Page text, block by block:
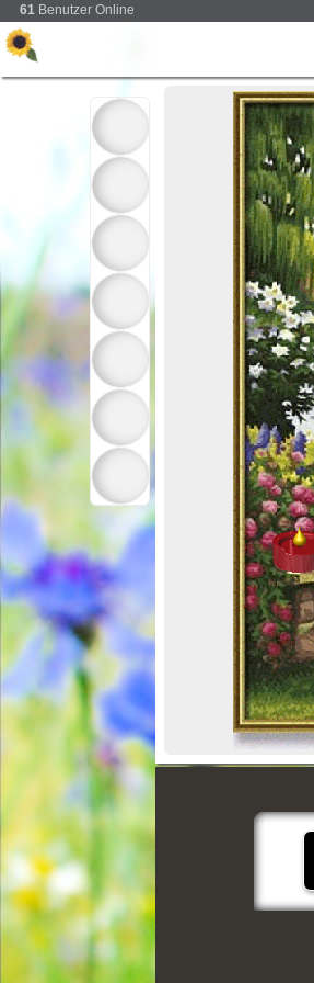
61 Benutzer Online